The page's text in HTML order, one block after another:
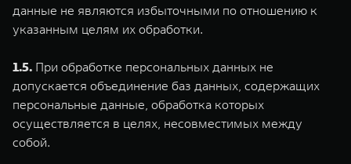
данные не являются избыточными по отношению к
указанным целям их обработки.
1.5. При обработке персональных данных не
допускается объединение баз данных, содержащих
персональные данные, обработка которых
осуществляется в целях, несовместимых между
собой.